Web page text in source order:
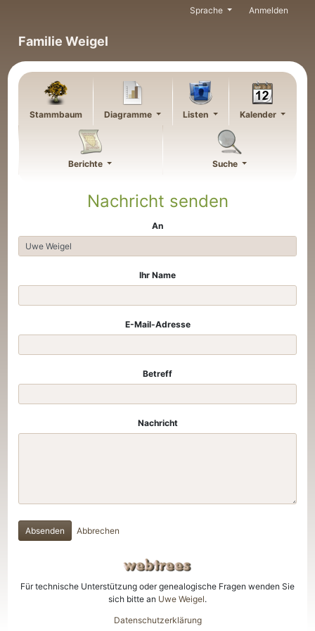
Familie Weigel
Sprache Anmelden
Stammbaum Diagramme Listen Kalender
Berichte Suche
Nachricht senden
An
Ihr Name
E-Mail-Adresse
Betreff
Nachricht
Absenden Abbrechen
Für technische Unterstützung oder genealogische Fragen wenden Sie
sich bitte an Uwe Weigel.
Datenschutzerklärung